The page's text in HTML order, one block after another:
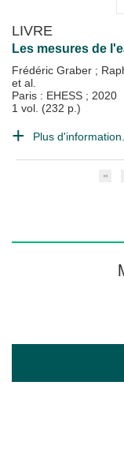
LIVRE
Les mesures de
Frédéric Graber ;
et al.
Paris : EHESS ; 2020
1 vol. (232 p.)
Plus d'information...